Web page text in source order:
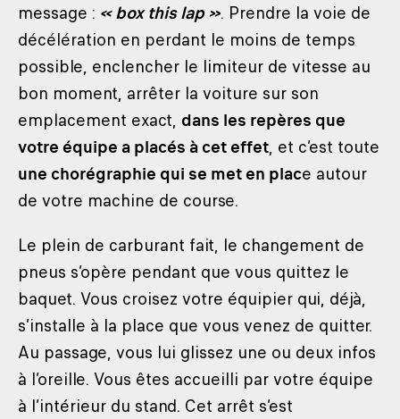
message : « box this lap ». Prendre la voie de
décélération en perdant le moins de temps
possible, enclencher le limiteur de vitesse au
bon moment, arrêter la voiture sur son
emplacement exact, dans les repères que
votre équipe a placés à cet effet, et c’est toute
une chorégraphie qui se met en place autour
de votre machine de course.
Le plein de carburant fait, le changement de
pneus s’opère pendant que vous quittez le
baquet. Vous croisez votre équipier qui, déjà,
s’installe à la place que vous venez de quitter.
Au passage, vous lui glissez une ou deux infos
à l’oreille. Vous êtes accueilli par votre équipe
à l’intérieur du stand. Cet arrêt s’est